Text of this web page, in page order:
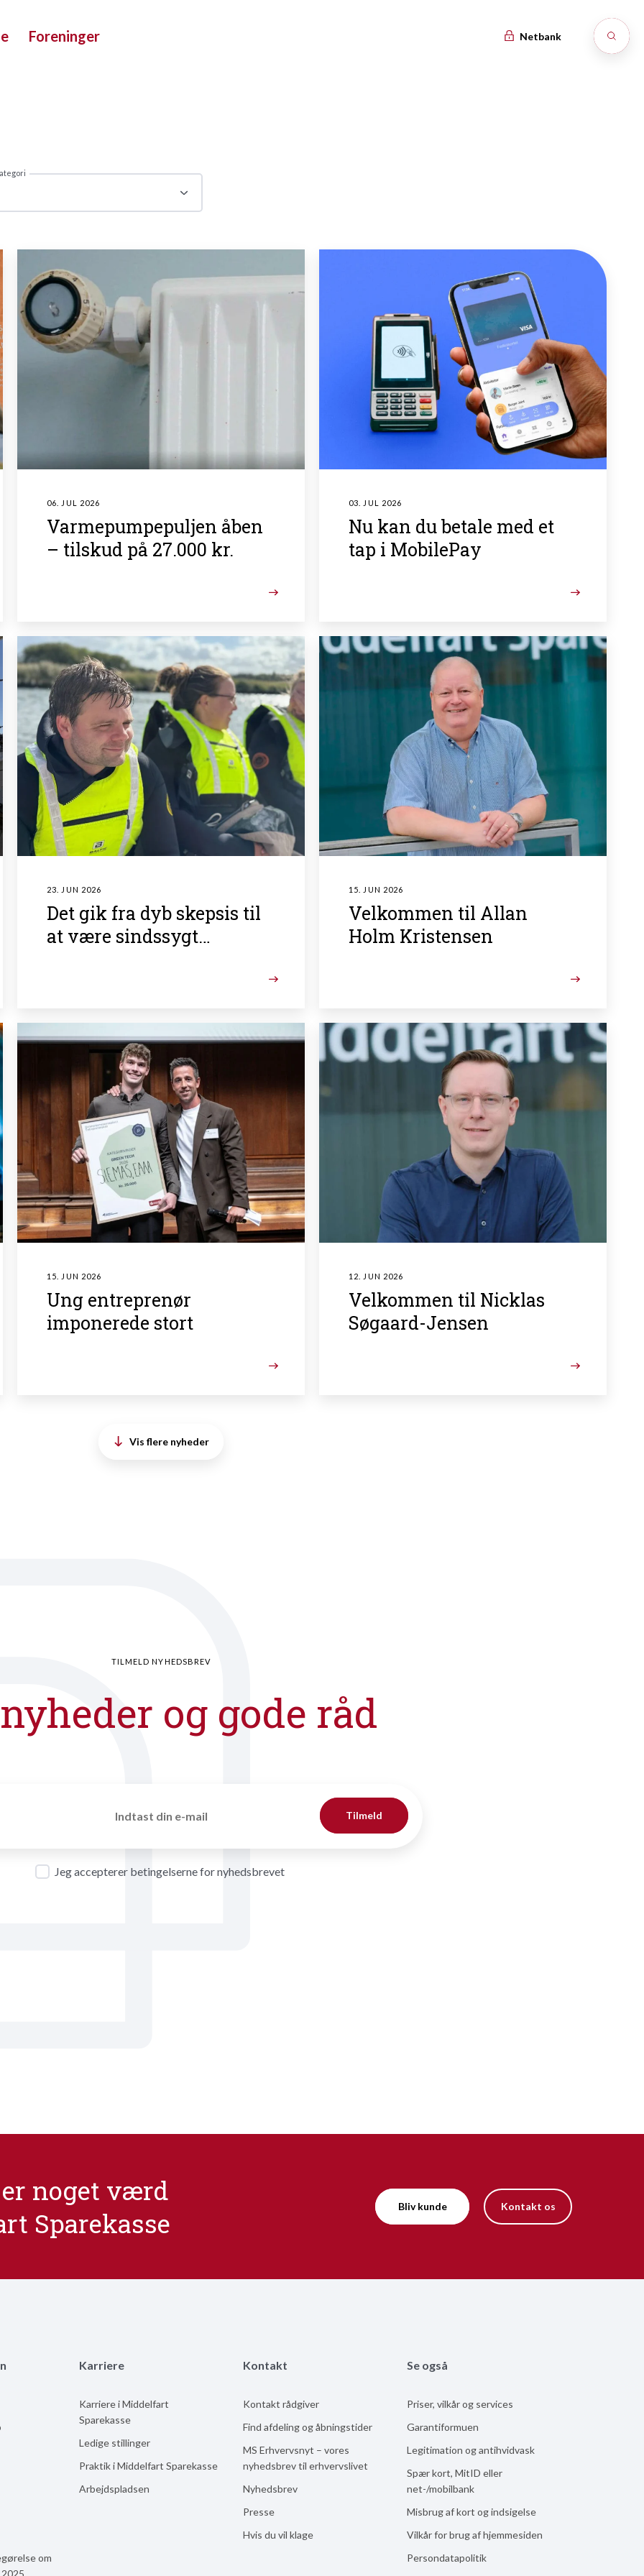
Foreninger Netbank
06. JUL 2026
Varmepumpepuljen åben
– tilskud på 27.000 kr.
03. JUL 2026
Nu kan du betale med et
tap i MobilePay
23. JUN 2026
Det gik fra dyb skepsis til
at være sindssygt
15. JUN 2026
Velkommen til Allan
Holm Kristensen
15. JUN 2026
Ung entreprenør
imponerede stort
12. JUN 2026
Velkommen til Nicklas
Søgaard-Jensen
Vis flere nyheder
TILMELD NYHEDSBREV
og gode råd
Jeg accepterer betingelserne for nyhedsbrevet
Tilmeld
noget værd
Sparekasse
Bliv kunde Kontakt os
om
Karriere
Karriere i Middelfart
Sparekasse
Ledige stillinger
Praktik i Middelfart Sparekasse
Arbejdspladsen
Kontakt
Kontakt rådgiver
Find afdeling og åbningstider
MS Erhvervsnyt – vores
nyhedsbrev til erhvervslivet
Nyhedsbrev
Presse
Hvis du vil klage
Se også
Priser, vilkår og services
Garantiformuen
Legitimation og antihvidvask
Spær kort, MitID eller
net-/mobilbank
Misbrug af kort og indsigelse
Vilkår for brug af hjemmesiden
Persondatapolitik